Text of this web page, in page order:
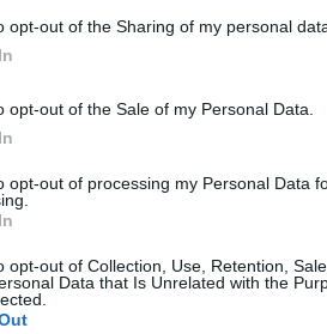
opt-out of the Sharing of my personal
opt-out of the Sale of my Personal Data.
opt-out of processing my Personal Data
opt-out of Collection, Use, Retention,
Data that Is Unrelated with the
della Truss
al Tesoro, aveva twittato: “
ne limiti il ​​potenziale. Liberare
limitano la prosperità”.
regulations that restrict